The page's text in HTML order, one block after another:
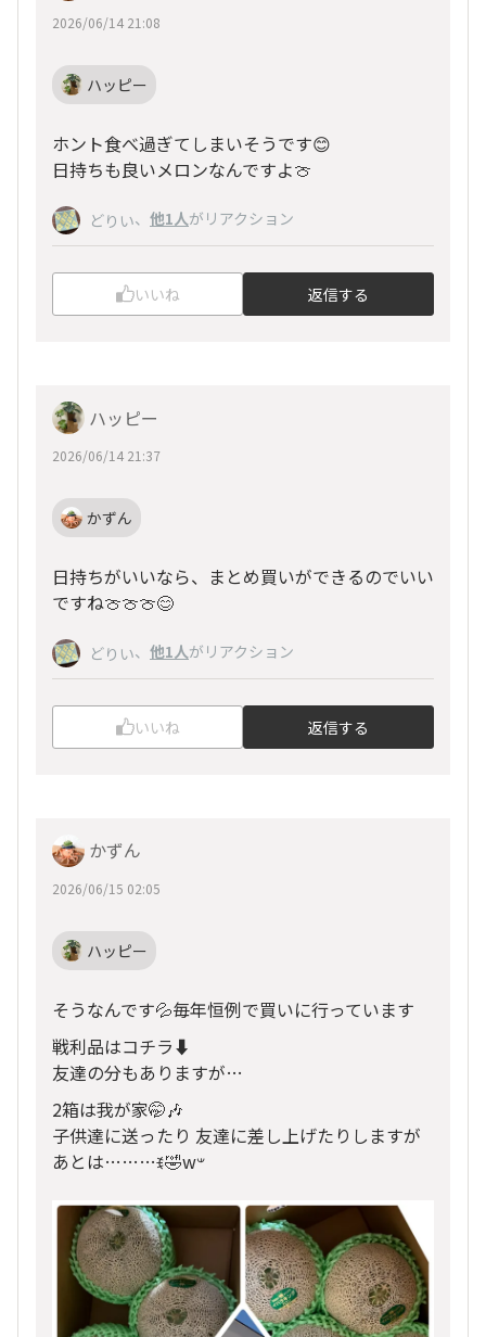
2026/06/14 21:08
ハッピー
ホント食べ過ぎてしまいそうです😊
日持ちも良いメロンなんですよ🍈
どりい、 他1人がリアクション
いいね 返信する
ハッピー
2026/06/14 21:37
かずん
日持ちがいいなら、まとめ買いができるのでいい
ですね🍈🍈🍈😊
どりい、 他1人がリアクション
いいね 返信する
かずん
2026/06/15 02:05
ハッピー
そうなんです💦毎年恒例で買いに行っています
戦利品はコチラ⬇️
友達の分もありますが…
2箱は我が家🤭🎶
子供達に送ったり 友達に差し上げたりしますが
あとは………ꉂ🤣w‪𐤔